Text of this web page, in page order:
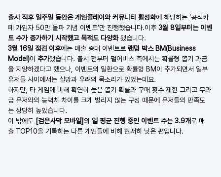
출시 직후 일주일 동안은 게임플레이와 커뮤니티 활성화에 해당하는 ‘공식카
페 가입자 50만 돌파 기념 이벤트’만 진행했습니다.이후 3월 8일부터는 이벤
트 수가 증가하기 시작했고 목적도 다양화 됐습니다.
3월 16일 점검 이후에는 매출 증대 이벤트로 랜덤 박스 BM(Business
Model)이 추가됐습니다. 출시 전부터 펄어비스 측에서는 확률형 뽑기 과금
을 지양하겠다고 했으나, 이벤트의 일환으로 확률형 BM이 추가되면서 일부
유저들 사이에서는 실망과 우려의 목소리가 있었는데요.
하지만, 타 게임에 비해 확연히 높은 뽑기 확률과 구매 횟수 제한 그리고 무과
금 유저와의 능력치 차이를 크게 벌리지 않는 구성 때문에 유저들의 만족도
는 상당히 높았습니다.
이 밖에도 [검은사막 모바일]의 일 평균 진행 중인 이벤트 수는 3.9개 로 매
출 TOP10을 기록하는 다른 게임들에 비해 현저히 낮은 편입니다.